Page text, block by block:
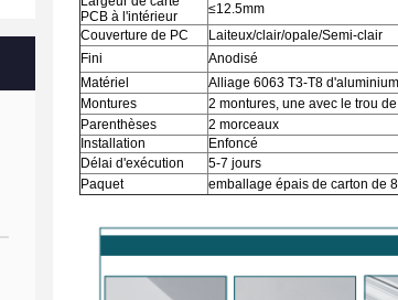
PCB à l'intérieur
≤12.5mm
Couverture de PC
Laiteux/clair/opale/Semi-clair
Fini
Anodisé
Matériel
Alliage 6063 T3-T8 d'aluminium
Montures
2 montures, une avec le trou
Parenthèses
2 morceaux
Installation
Enfoncé
Délai d'exécution
5-7 jours
Paquet
emballage épais de carton de